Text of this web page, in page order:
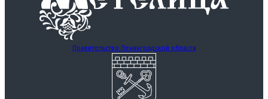
Правительство Ленинградской области